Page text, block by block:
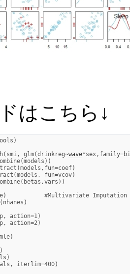
はこちら↓
glm(drinkreg~wave
fun=vcov)
action=1)
action=2)
)
iterlim=400)